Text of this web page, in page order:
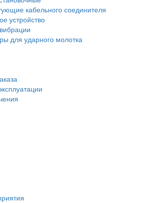
кабельного соединителя
устройство
для ударного молотка